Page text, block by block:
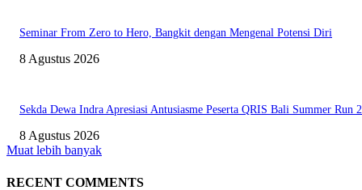
Seminar From Zero to Hero, Bangkit dengan Mengenal Potensi Diri
8 Agustus 2026
Sekda Dewa Indra Apresiasi Antusiasme Peserta QRIS Bali Summer Run
8 Agustus 2026
Muat lebih banyak
RECENT COMMENTS